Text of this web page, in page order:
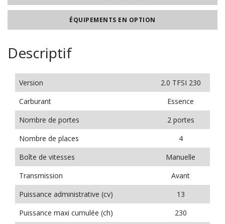
ÉQUIPEMENTS EN OPTION
Descriptif
Version
2.0 TFSI 230
Carburant
Essence
Nombre de portes
2 portes
Nombre de places
4
Boîte de vitesses
Manuelle
Transmission
Avant
Puissance administrative (cv)
13
Puissance maxi cumulée (ch)
230